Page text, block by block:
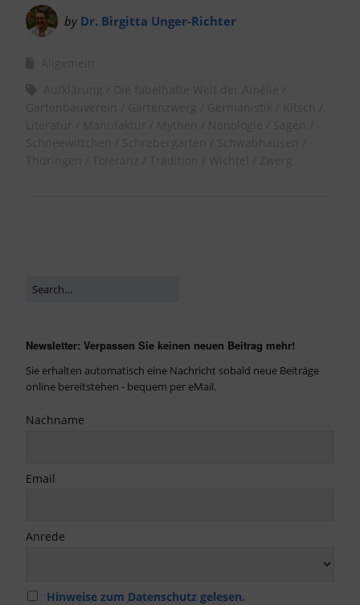
by Dr. Birgitta Unger-Richter
Newsletter: Verpassen Sie keinen neuen Beitrag mehr!
Sie erhalten automatisch eine Nachricht sobald neue Beiträge
online bereitstehen - bequem per eMail.
Nachname
Email
Anrede
Hinweise zum Datenschutz gelesen.